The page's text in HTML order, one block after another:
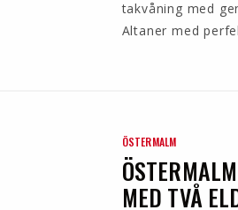
takvåning med
Altaner med
ÖSTERMALM
MED TVÅ